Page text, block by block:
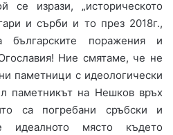
се изрази, „историческото
и сърби и то през 2018г.,
поражения и
Ние смятаме, че не
паметници с идеологически
паметникът на Нешков връх
са погребани сръбски и
идеалното място където